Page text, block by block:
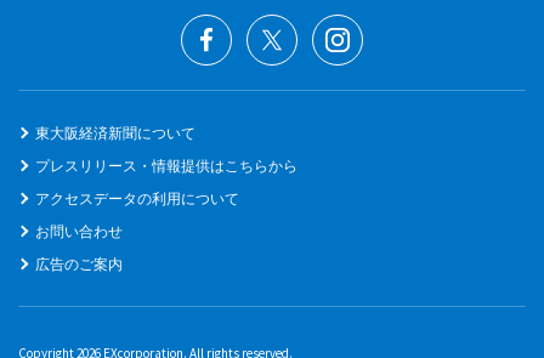
東大阪経済新聞について
プレスリリース・情報提供はこちらから
アクセスデータの利用について
お問い合わせ
広告のご案内
Copyright 2026 EXcorporation. All rights reserved.